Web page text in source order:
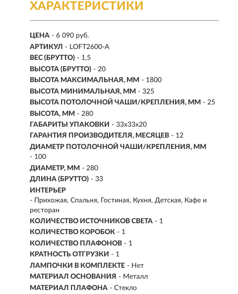
ХАРАКТЕРИСТИКИ
ЦЕНА - 6 090 руб.
АРТИКУЛ - LOFT2600-A
ВЕС (БРУТТО) - 1,5
ВЫСОТА (БРУТТО) - 20
ВЫСОТА МАКСИМАЛЬНАЯ, ММ - 1800
ВЫСОТА МИНИМАЛЬНАЯ, ММ - 325
ВЫСОТА ПОТОЛОЧНОЙ ЧАШИ/КРЕПЛЕНИЯ, ММ - 25
ВЫСОТА, ММ - 280
ГАБАРИТЫ УПАКОВКИ - 33x33x20
ГАРАНТИЯ ПРОИЗВОДИТЕЛЯ, МЕСЯЦЕВ - 12
ДИАМЕТР ПОТОЛОЧНОЙ ЧАШИ/КРЕПЛЕНИЯ, ММ
- 100
ДИАМЕТР, ММ - 280
ДЛИНА (БРУТТО) - 33
ИНТЕРЬЕР
- Прихожая, Спальня, Гостиная, Кухня, Детская, Кафе и
ресторан
КОЛИЧЕСТВО ИСТОЧНИКОВ СВЕТА - 1
КОЛИЧЕСТВО КОРОБОК - 1
КОЛИЧЕСТВО ПЛАФОНОВ - 1
КРАТНОСТЬ ОТГРУЗКИ - 1
ЛАМПОЧКИ В КОМПЛЕКТЕ - Нет
МАТЕРИАЛ ОСНОВАНИЯ - Металл
МАТЕРИАЛ ПЛАФОНА - Стекло